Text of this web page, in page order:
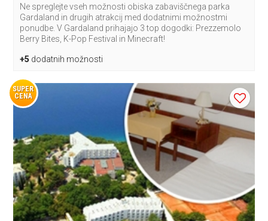
Ne spreglejte vseh možnosti obiska zabaviščnega parka
Gardaland in drugih atrakcij med dodatnimi možnostmi
ponudbe. V Gardaland prihajajo 3 top dogodki: Prezzemolo
Berry Bites, K-Pop Festival in Minecraft!
+5 dodatnih možnosti
SUPER
CENA